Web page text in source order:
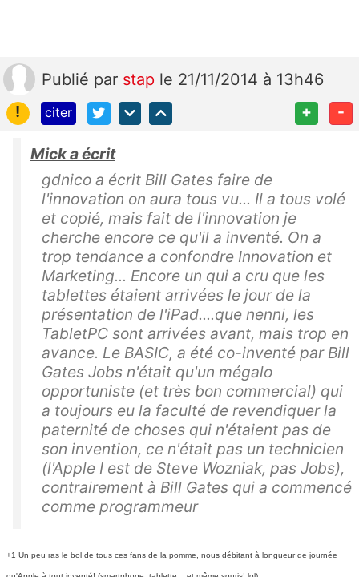
Publié par stap le 21/11/2014 à 13h46
!
citer + -
Mick a écrit
gdnico a écrit Bill Gates faire de
l'innovation on aura tous vu... Il a tous volé
et copié, mais fait de l'innovation je
cherche encore ce qu'il a inventé. On a
trop tendance a confondre Innovation et
Marketing... Encore un qui a cru que les
tablettes étaient arrivées le jour de la
présentation de l'iPad....que nenni, les
TabletPC sont arrivées avant, mais trop en
avance. Le BASIC, a été co-inventé par Bill
Gates Jobs n'était qu'un mégalo
opportuniste (et très bon commercial) qui
a toujours eu la faculté de revendiquer la
paternité de choses qui n'étaient pas de
son invention, ce n'était pas un technicien
(l'Apple I est de Steve Wozniak, pas Jobs),
contrairement à Bill Gates qui a commencé
comme programmeur
+1 Un peu ras le bol de tous ces fans de la pomme, nous débitant à longueur de journée